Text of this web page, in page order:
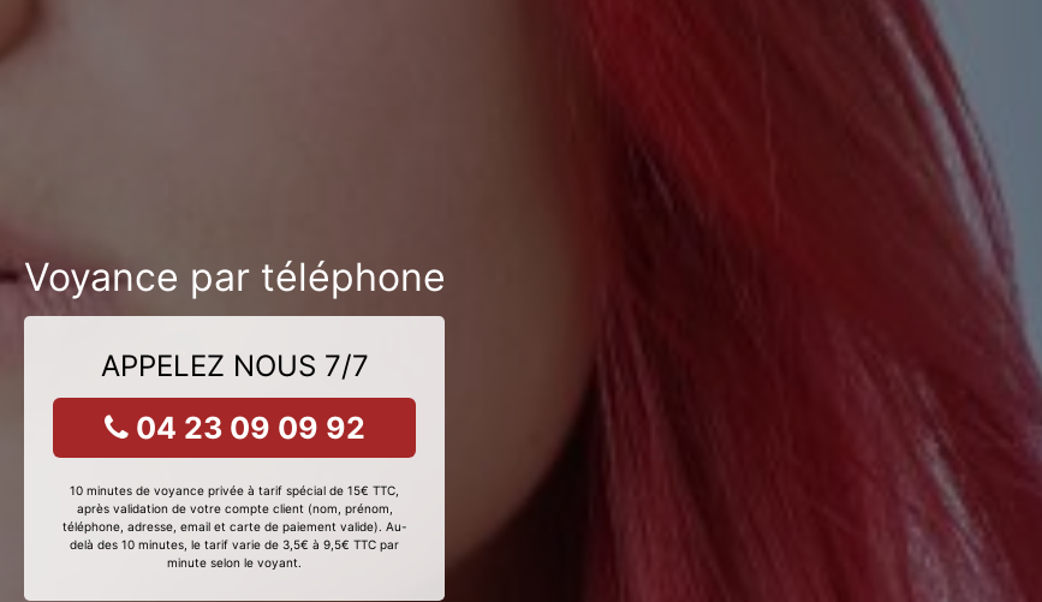
Voyance par téléphone
APPELEZ NOUS 7/7
04 23 09 09 92
10 minutes de voyance privée à tarif spécial de 15€ TTC,
après validation de votre compte client (nom, prénom,
téléphone, adresse, email et carte de paiement valide). Au-
delà des 10 minutes, le tarif varie de 3,5€ à 9,5€ TTC par
minute selon le voyant.